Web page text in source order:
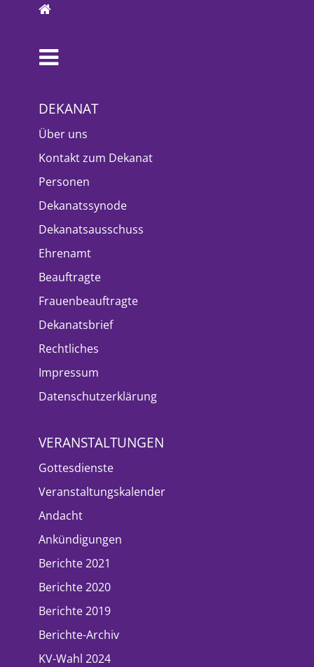
DEKANAT
Über uns
Kontakt zum Dekanat
Personen
Dekanatssynode
Dekanatsausschuss
Ehrenamt
Beauftragte
Frauenbeauftragte
Dekanatsbrief
Rechtliches
Impressum
Datenschutzerklärung
VERANSTALTUNGEN
Gottesdienste
Veranstaltungskalender
Andacht
Ankündigungen
Berichte 2021
Berichte 2020
Berichte 2019
Berichte-Archiv
KV-Wahl 2024